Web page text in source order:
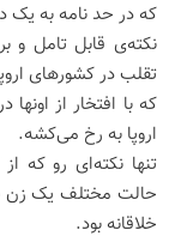
که در حد نامه به یک
نکته‌ی قابل تامل و
تقلب در کشورهای
که با افتخار از
اروپا به رخ می‌کشه.
تنها نکته‌ای رو که
حالت مختلف یک زن
خلاقانه بود.